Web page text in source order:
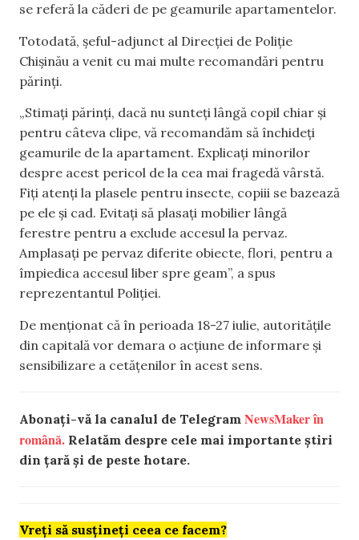
se referă la căderi de pe geamurile apartamentelor.
Totodată, șeful-adjunct al Direcției de Poliție
Chișinău a venit cu mai multe recomandări pentru
părinți.
„Stimați părinți, dacă nu sunteți lângă copil chiar și
pentru câteva clipe, vă recomandăm să închideți
geamurile de la apartament. Explicați minorilor
despre acest pericol de la cea mai fragedă vârstă.
Fiți atenți la plasele pentru insecte, copiii se bazează
pe ele și cad. Evitați să plasați mobilier lângă
ferestre pentru a exclude accesul la pervaz.
Amplasați pe pervaz diferite obiecte, flori, pentru a
împiedica accesul liber spre geam”, a spus
reprezentantul Poliției.
De menționat că în perioada 18-27 iulie, autoritățile
din capitală vor demara o acțiune de informare și
sensibilizare a cetățenilor în acest sens.
Abonați-vă la canalul de Telegram NewsMaker în
română. Relatăm despre cele mai importante știri
din țară și de peste hotare.
Vreți să susțineți ceea ce facem?